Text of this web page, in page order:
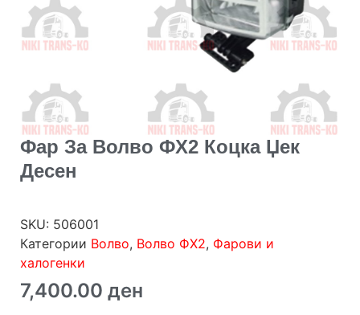
Фар За Волво ФХ2 Коцка Џек
Десен
SKU: 506001
Категории Волво, Волво ФХ2, Фарови и
халогенки
7,400.00 ден